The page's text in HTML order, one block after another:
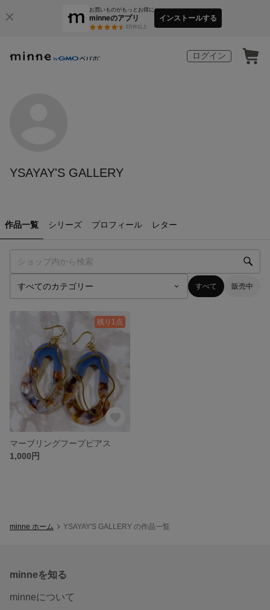
お買いものがもっとお得に
minneのアプリ
3万件以上
インストールする
ログイン
YSAYAY'S GALLERY
作品一覧 シリーズ プロフィール レター
すべて 販売中
残り1点
マーブリングフープピアス
1,000円
minne ホーム YSAYAY'S GALLERY の作品一覧
minneを知る
minneについて